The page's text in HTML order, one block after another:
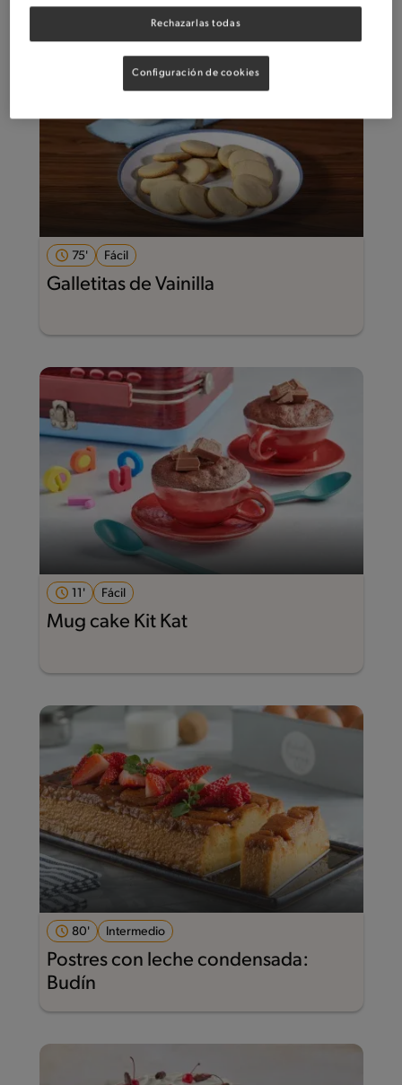
75' Fácil
Galletitas de Vainilla
11' Fácil
Mug cake Kit Kat
80' Intermedio
Postres con leche condensada:
Budín
Rechazarlas todas
Configuración de cookies